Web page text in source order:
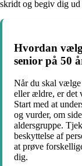
skridt og begiv dig
Hvordan
senior på 50
Når du skal vælge
eller ældre, er det
Start med at
og vurder, om
aldersgruppe.
beskyttelse af
at prøve
dig.